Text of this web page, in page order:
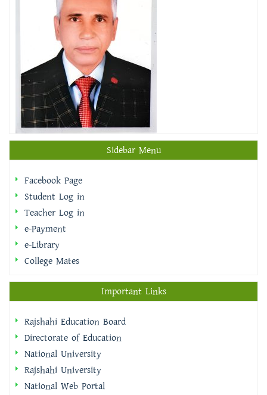
Sidebar Menu
Facebook Page
Student Log in
Teacher Log in
e-Payment
e-Library
College Mates
Important Links
Rajshahi Education Board
Directorate of Education
National University
Rajshahi University
National Web Portal